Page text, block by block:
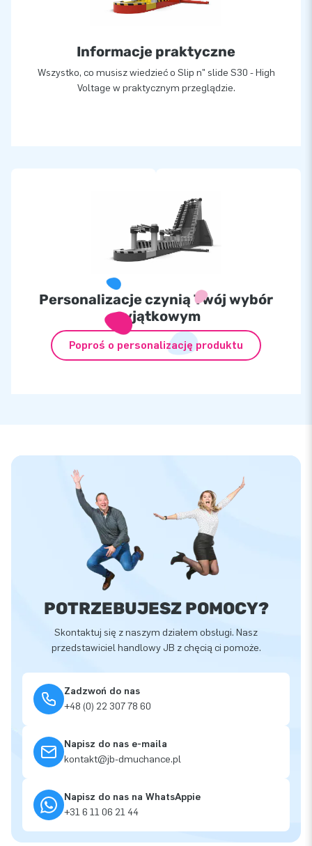
Informacje praktyczne
Wszystko, co musisz wiedzieć o Slip n" slide S30 - High
Voltage w praktycznym przeglądzie.
Personalizacje czynią Twój wybór
wyjątkowym
Poproś o personalizację produktu
POTRZEBUJESZ POMOCY?
Skontaktuj się z naszym działem obsługi. Nasz
przedstawiciel handlowy JB z chęcią ci pomoże.
Zadzwoń do nas
+48 (0) 22 307 78 60
Napisz do nas e-maila
kontakt@jb-dmuchance.pl
Napisz do nas na WhatsAppie
+31 6 11 06 21 44